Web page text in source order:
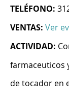
TELÉFONO:
VENTAS: Ver
ACTIVIDAD:
farmaceuticos
de tocador en